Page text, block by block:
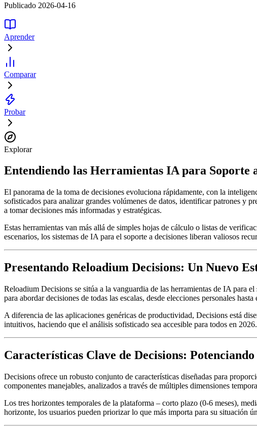
Publicado 2026-04-16
Aprender
Comparar
Probar
Explorar
Entendiendo las Herramientas IA para Soporte
El panorama de la toma de decisiones evoluciona rápidamente, con la
sofisticados para analizar grandes volúmenes de datos, identificar patrones y
a tomar decisiones más informadas y estratégicas.
Estas herramientas van más allá de simples hojas de cálculo o listas de
escenarios, los sistemas de IA para el soporte a decisiones liberan valiosos
Presentando Reloadium Decisions: Un Nuevo
Reloadium Decisions se sitúa a la vanguardia de las herramientas de IA para
para abordar decisiones de todas las escalas, desde elecciones personales
A diferencia de las aplicaciones genéricas de productividad, Decisions está
intuitivos, haciendo que el análisis sofisticado sea accesible para todos en 2026.
Características Clave de Decisions: Potenciando
Decisions ofrece un robusto conjunto de características diseñadas para
componentes manejables, analizados a través de múltiples dimensiones
Los tres horizontes temporales de la plataforma – corto plazo (0-6 meses),
horizonte, los usuarios pueden priorizar lo que más importa para su situación